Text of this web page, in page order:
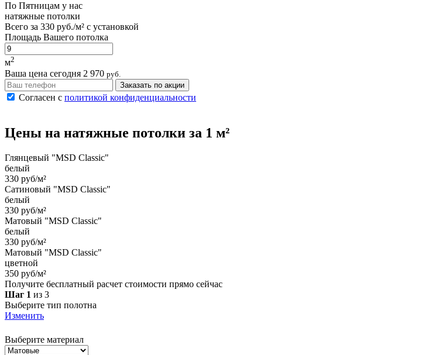
По Пятницам у нас
натяжные потолки
Всего за 330 руб./м² с установкой
Площадь Вашего потолка
м2
Ваша цена сегодня 2 970 руб.
Заказать по акции
Согласен с политикой конфиденциальности
Цены на натяжные потолки за 1 м²
Глянцевый "MSD Classic"
белый
330 руб/м²
Сатиновый "MSD Classic"
белый
330 руб/м²
Матовый "MSD Classic"
белый
330 руб/м²
Матовый "MSD Classic"
цветной
350 руб/м²
Получите бесплатный расчет стоимости прямо сейчас
Шаг 1 из 3
Выберите тип полотна
Изменить
Выберите материал